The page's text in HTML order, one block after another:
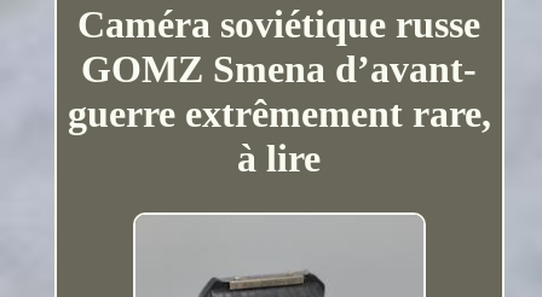
Caméra soviétique russe
GOMZ Smena d’avant-
guerre extrêmement rare,
à lire